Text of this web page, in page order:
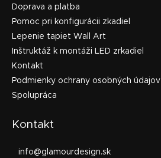
Doprava a platba
Pomoc pri konfigurácii zkadiel
Lepenie tapiet Wall Art
Inštruktáž k montáži LED zrkadiel
Kontakt
Podmienky ochrany osobných údajov
Spolupráca
Kontakt
info@glamourdesign.sk